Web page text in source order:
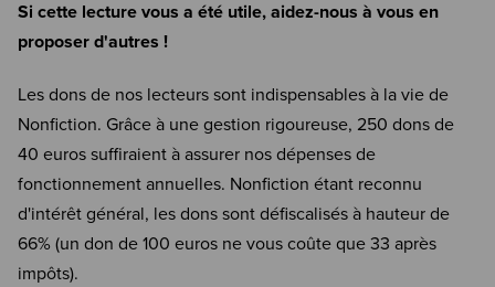
Si cette lecture vous a été utile, aidez-nous à vous en
proposer d'autres !
Les dons de nos lecteurs sont indispensables à la vie de
Nonfiction. Grâce à une gestion rigoureuse, 250 dons de
40 euros suffiraient à assurer nos dépenses de
fonctionnement annuelles. Nonfiction étant reconnu
d'intérêt général, les dons sont défiscalisés à hauteur de
66% (un don de 100 euros ne vous coûte que 33 après
impôts).